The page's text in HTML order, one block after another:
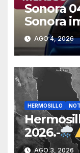
Sonora
Sonora
eléctrico
ITH
AGO 4, 2026
HERMOSILLO
2026.-
para
AGO 3, 2026